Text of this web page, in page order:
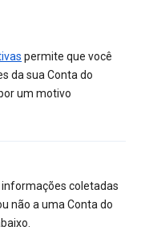
permite que você
da sua Conta do
um motivo
coletadas
não a uma Conta do